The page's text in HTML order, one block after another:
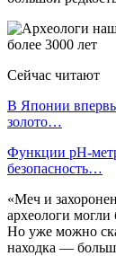
Сейчас читают
В Японии
золото…
Функции pH-
безопасность…
«Меч и
археологи могли
Но уже можно
находка —